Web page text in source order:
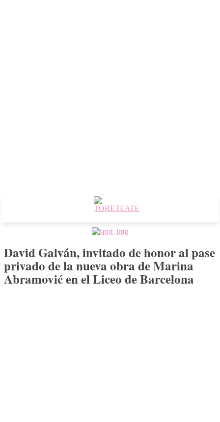
David Galván, invitado de honor al pase
privado de la nueva obra de Marina
Abramović en el Liceo de Barcelona